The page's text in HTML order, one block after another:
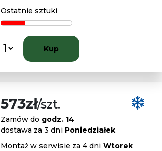
Ostatnie sztuki
Kup
573zł/szt.
Zamów do godz. 14
dostawa za 3 dni Poniedziałek
Montaż w serwisie za 4 dni Wtorek